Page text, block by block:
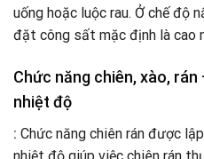
uống hoặc luộc rau. Ở chế độ
đặt công sất mặc định là cao
Chức năng chiên, xào,
nhiệt độ
: Chức năng chiên rán được
nhiệt độ giúp việc chiên rán